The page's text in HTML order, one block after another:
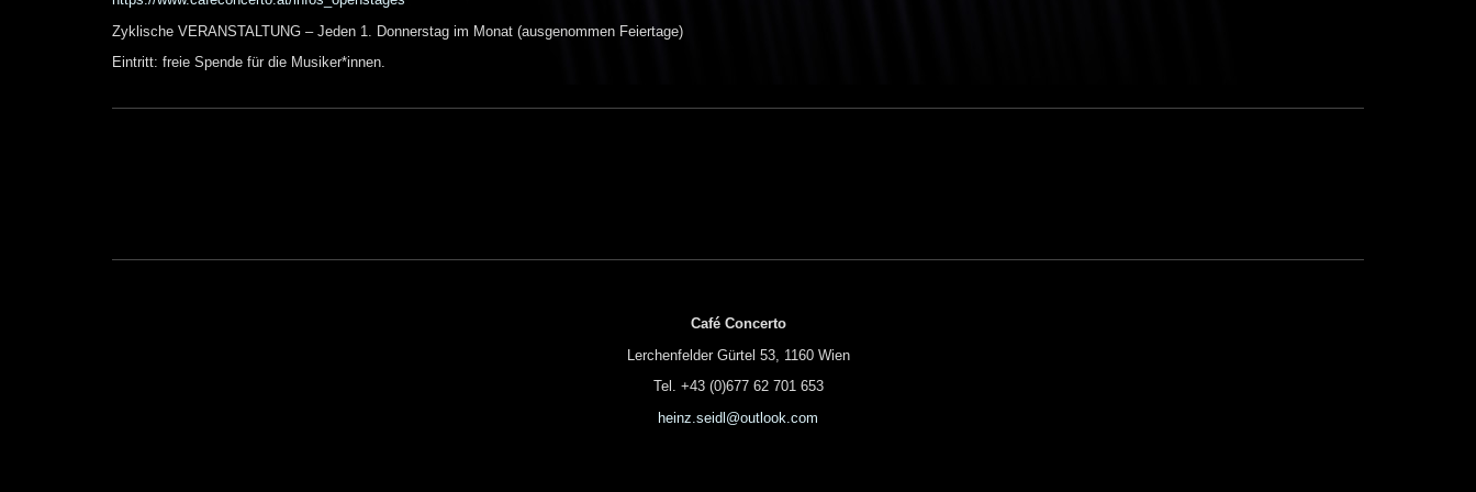
Zyklische VERANSTALTUNG – Jeden 1. Donnerstag im Monat (ausgenommen Feiertage)
Eintritt: freie Spende für die Musiker*innen.
Café Concerto
Lerchenfelder Gürtel 53, 1160 Wien
Tel. +43 (0)677 62 701 653
heinz.seidl@outlook.com